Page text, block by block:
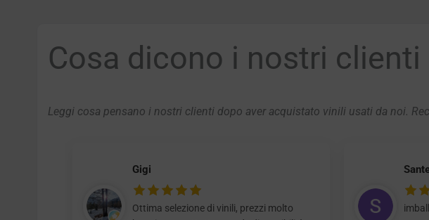
Cosa dicono i nostri clienti
Leggi cosa pensano i nostri clienti dopo aver acquistato vinili usati da noi.
Gigi
Ottima selezione di vinili, prezzi molto